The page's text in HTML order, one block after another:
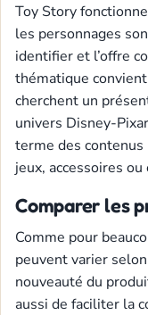
Toy Story
les personnages
identifier et l’offre
thématique
cherchent un
univers Disney-
terme des
jeux, accessoires
Comparer les
Comme pour
peuvent varier
nouveauté du
aussi de faciliter la